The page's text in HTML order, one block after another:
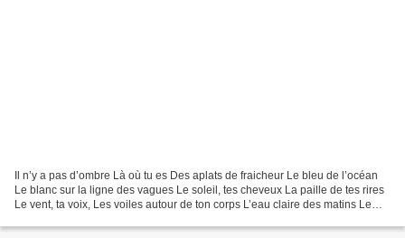
Il n’y a pas d’ombre Là où tu es Des aplats de fraicheur Le bleu de l’océan
Le blanc sur la ligne des vagues Le soleil, tes cheveux La paille de tes rires
Le vent, ta voix, Les voiles autour de ton corps L’eau claire des matins Le